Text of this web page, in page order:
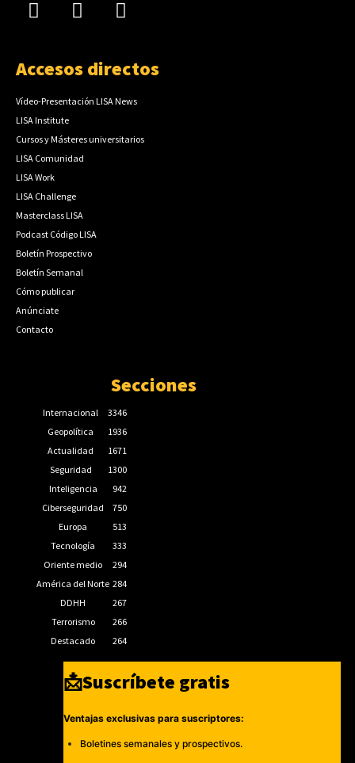
Accesos directos
Vídeo-Presentación LISA News
LISA Institute
Cursos y Másteres universitarios
LISA Comunidad
LISA Work
LISA Challenge
Masterclass LISA
Podcast Código LISA
Boletín Prospectivo
Boletín Semanal
Cómo publicar
Anúnciate
Contacto
Secciones
Internacional
3346
Geopolítica
1936
Actualidad
1671
Seguridad
1300
Inteligencia
942
Ciberseguridad
750
Europa
513
Tecnología
333
Oriente medio
294
América del Norte 284
DDHH
267
Terrorismo
266
Destacado
264
📩Suscríbete gratis
Ventajas exclusivas para suscriptores:
Boletines semanales y prospectivos.